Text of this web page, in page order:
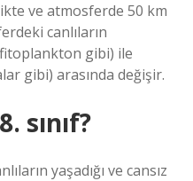
ve atmosferde 50 km
canlıların
gibi) ile
gibi) arasında değişir.
sınıf?
yaşadığı ve cansız